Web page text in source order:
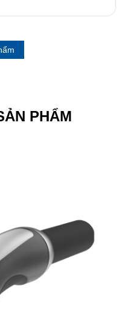
PHẨM